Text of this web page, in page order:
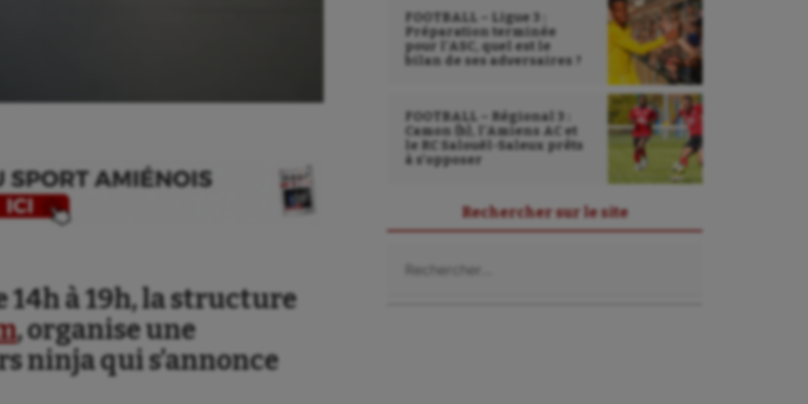
Kayak-polo
14h à 19h, la structure
, organise une
ninja qui s’annonce
FOOTBALL – Ligue 3 :
Préparation terminée
pour l’ASC, quel est le
bilan de ses adversaires ?
FOOTBALL – Régional 3 :
Camon (b), l’Amiens AC et
le RC Salouël-Saleux prêts
à s’opposer
Rechercher sur le site